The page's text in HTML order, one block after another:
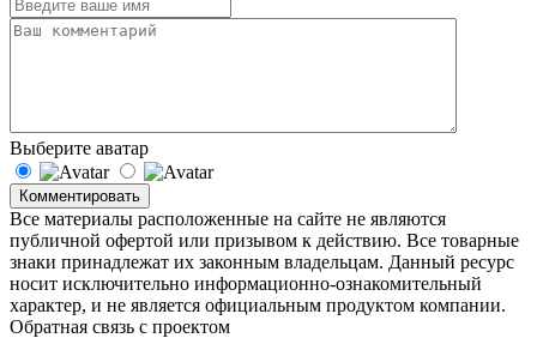
Выберите аватар
Комментировать
Все материалы расположенные на сайте не являются
публичной офертой или призывом к действию. Все товарные
знаки принадлежат их законным владельцам. Данный ресурс
носит исключительно информационно-ознакомительный
характер, и не является официальным продуктом компании.
Обратная связь с проектом